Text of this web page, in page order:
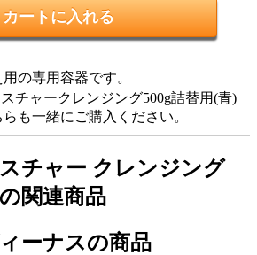
の専用容器です。
チャークレンジング500g詰替用(青)
も一緒にご購入ください。
チャー クレンジング
関連商品
ーナスの商品